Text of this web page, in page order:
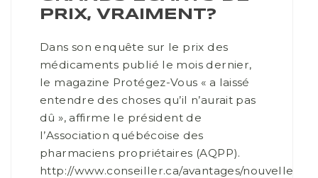
PRIX, VRAIMENT?
Dans son enquête sur le prix des
médicaments publié le mois dernier,
le magazine Protégez-Vous « a laissé
entendre des choses qu’il n’aurait pas
dû », affirme le président de
l’Association québécoise des
pharmaciens propriétaires (AQPP).
http://www.conseiller.ca/avantages/nouvelles/